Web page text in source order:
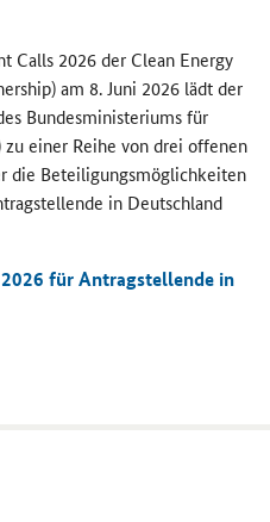
Calls 2026 der Clean Energy
am 8. Juni 2026 lädt der
Bun­des­mi­nis­te­ri­ums für
einer Reihe von drei of­fe­nen
die Be­tei­li­gungs­mög­lich­kei­ten
in Deutsch­land
für Antragstellende in